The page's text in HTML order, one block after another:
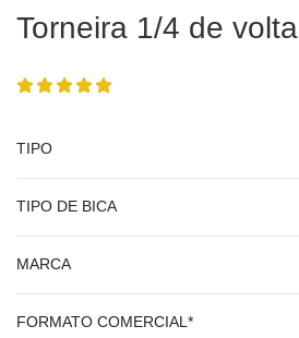
Torneira 1/4 de volta
TIPO
TIPO DE BICA
MARCA
FORMATO COMERCIAL*